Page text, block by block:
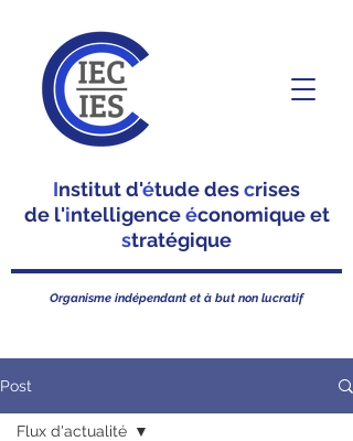
Institut d'étude descrises
de l'intelligenceéconomique et
stratégique
Organisme indépendant et à but non lucratif
Post
Flux d'actualité